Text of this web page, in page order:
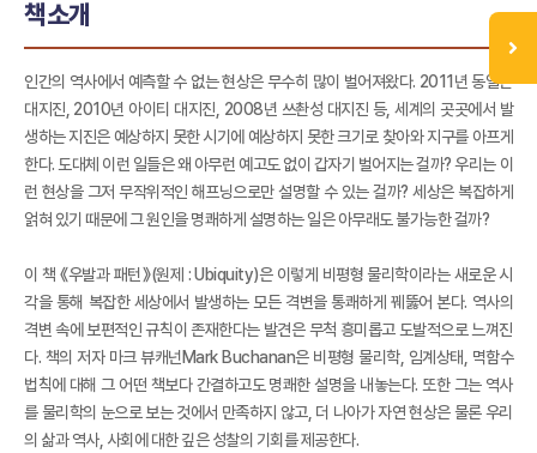
책소개
인간의 역사에서 예측할 수 없는 현상은 무수히 많이 벌어져왔다. 2011년 동일본
대지진, 2010년 아이티 대지진, 2008년 쓰촨성 대지진 등, 세계의 곳곳에서 발
생하는 지진은 예상하지 못한 시기에 예상하지 못한 크기로 찾아와 지구를 아프게
한다. 도대체 이런 일들은 왜 아무런 예고도 없이 갑자기 벌어지는 걸까? 우리는 이
런 현상을 그저 무작위적인 해프닝으로만 설명할 수 있는 걸까? 세상은 복잡하게
얽혀 있기 때문에 그 원인을 명쾌하게 설명하는 일은 아무래도 불가능한 걸까?
이 책 《우발과 패턴》(원제 : Ubiquity)은 이렇게 비평형 물리학이라는 새로운 시
각을 통해 복잡한 세상에서 발생하는 모든 격변을 통쾌하게 꿰뚫어 본다. 역사의
격변 속에 보편적인 규칙이 존재한다는 발견은 무척 흥미롭고 도발적으로 느껴진
다. 책의 저자 마크 뷰캐넌Mark Buchanan은 비평형 물리학, 임계상태, 멱함수
법칙에 대해 그 어떤 책보다 간결하고도 명쾌한 설명을 내놓는다. 또한 그는 역사
를 물리학의 눈으로 보는 것에서 만족하지 않고, 더 나아가 자연 현상은 물론 우리
의 삶과 역사, 사회에 대한 깊은 성찰의 기회를 제공한다.